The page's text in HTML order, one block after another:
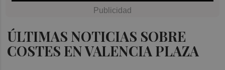
ÚLTIMAS NOTICIAS SOBRE
COSTES EN VALENCIA PLAZA